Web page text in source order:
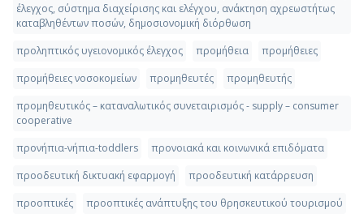
έλεγχος, σύστημα διαχείρισης και ελέγχου, ανάκτηση αχρεωστήτως
καταβληθέντων ποσών, δημοσιονομική διόρθωση
προληπτικός υγειονομικός έλεγχος
προμήθεια
προμήθειες
προμήθειες νοσοκομείων
προμηθευτές
προμηθευτής
προμηθευτικός – καταναλωτικός συνεταιρισμός - supply – consumer
cooperative
προνήπια-νήπια-toddlers
προνοιακά και κοινωνικά επιδόματα
προοδευτική δικτυακή εφαρμογή
προοδευτική κατάρρευση
προοπτικές
προοπτικές ανάπτυξης του θρησκευτικού τουρισμού